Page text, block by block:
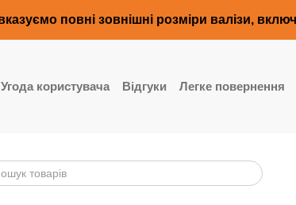
повні зовнішні розміри валізи,
Угода користувача Відгуки Легке повернення